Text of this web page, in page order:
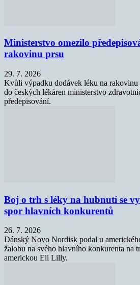
Ministerstvo omezilo
rakovinu prsu
29. 7. 2026
Kvůli výpadku dodávek léku na rakovinu
do českých lékáren ministerstvo
předepisování.
Boj o trh s léky na hubnutí se
spor hlavních konkurentů
26. 7. 2026
Dánský Novo Nordisk podal u
žalobu na svého hlavního konkurenta na
americkou Eli Lilly.